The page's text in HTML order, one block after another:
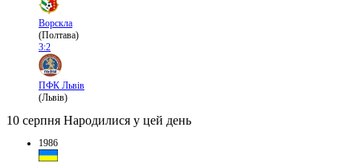
Ворскла
(Полтава)
3:2
ПФК Львів
(Львів)
10 серпня Народилися у цей день
1986